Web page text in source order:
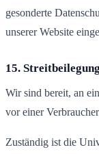
gesonderte
unserer Website
15. Streitbeilegung
Wir sind bereit, an
vor einer
Zuständig ist die